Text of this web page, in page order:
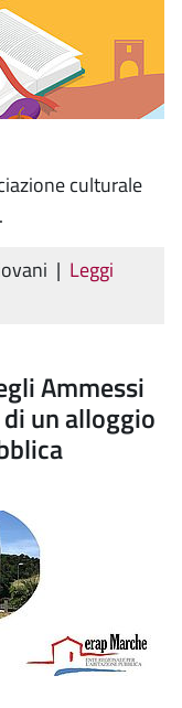
culturale
| Leggi
Ammessi
un alloggio